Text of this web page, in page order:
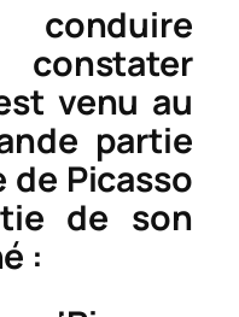
conduire
constater
venu au
partie
de Picasso
de son
: